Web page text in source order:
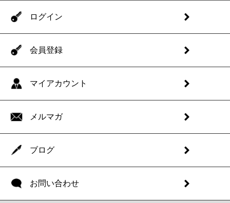
ログイン
会員登録
マイアカウント
メルマガ
ブログ
お問い合わせ